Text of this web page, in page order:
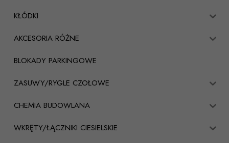
KŁÓDKI
AKCESORIA RÓŻNE
BLOKADY PARKINGOWE
ZASUWY/RYGLE CZOŁOWE
CHEMIA BUDOWLANA
WKRĘTY/ŁĄCZNIKI CIESIELSKIE